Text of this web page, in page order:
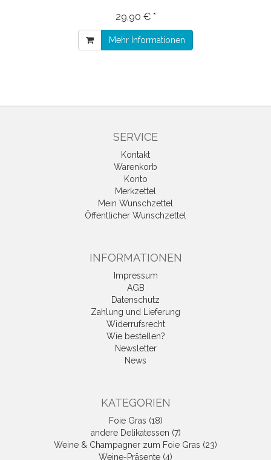
29,90 € *
Mehr Informationen
SERVICE
Kontakt
Warenkorb
Konto
Merkzettel
Mein Wunschzettel
Öffentlicher Wunschzettel
INFORMATIONEN
Impressum
AGB
Datenschutz
Zahlung und Lieferung
Widerrufsrecht
Wie bestellen?
Newsletter
News
KATEGORIEN
Foie Gras (18)
andere Delikatessen (7)
Weine & Champagner zum Foie Gras (23)
Weine-Präsente (4)